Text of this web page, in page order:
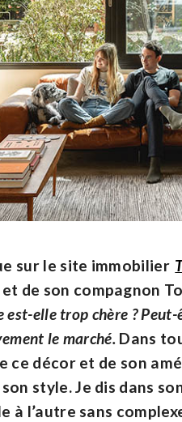
sur le site immobilier
et de son compagnon
est-elle trop chère ?
le marché. Dans
ce décor et de son
style. Je dis dans
à l’autre sans